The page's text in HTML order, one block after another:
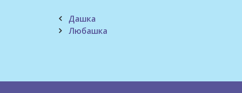
Post
navigation
Дашка
Любашка